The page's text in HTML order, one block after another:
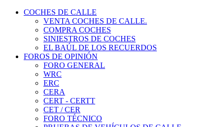
COCHES DE CALLE
VENTA COCHES DE CALLE.
COMPRA COCHES
SINIESTROS DE COCHES
EL BAÚL DE LOS RECUERDOS
FOROS DE OPINIÓN
FORO GENERAL
WRC
ERC
CERA
CERT - CERTT
CET / CER
FORO TÉCNICO